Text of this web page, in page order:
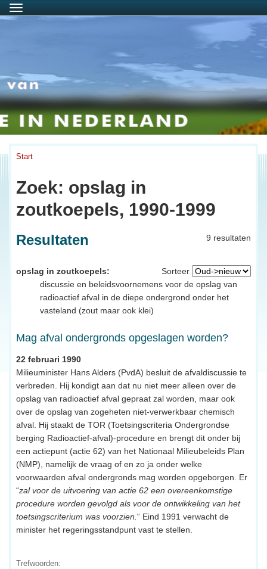
Menu
Start
Zoek: opslag in
zoutkoepels, 1990-1999
9 resultaten
Resultaten
Sorteer
opslag in zoutkoepels:
discussie en beleidsvoornemens voor de opslag van
radioactief afval in de diepe ondergrond onder het
vasteland (zout maar ook klei)
Mag afval ondergronds opgeslagen worden?
22 februari 1990
Milieuminister Hans Alders (PvdA) besluit de afvaldiscussie te
verbreden. Hij kondigt aan dat nu niet meer alleen over de
opslag van radioactief afval gepraat zal worden, maar ook
over de opslag van zogeheten niet-verwerkbaar chemisch
afval. Hij staakt de TOR (Toetsingscriteria Ondergrondse
berging Radioactief-afval)-procedure en brengt dit onder bij
een actiepunt (actie 62) van het Nationaal Milieubeleids Plan
(NMP), namelijk de vraag of en zo ja onder welke
voorwaarden afval ondergronds mag worden opgeborgen. Er
“zal voor de uitvoering van actie 62 een overeenkomstige
procedure worden gevolgd als voor de ontwikkeling van het
toetsingscriterium was voorzien. “ Eind 1991 verwacht de
minister het regeringsstandpunt vast te stellen.
Trefwoorden: